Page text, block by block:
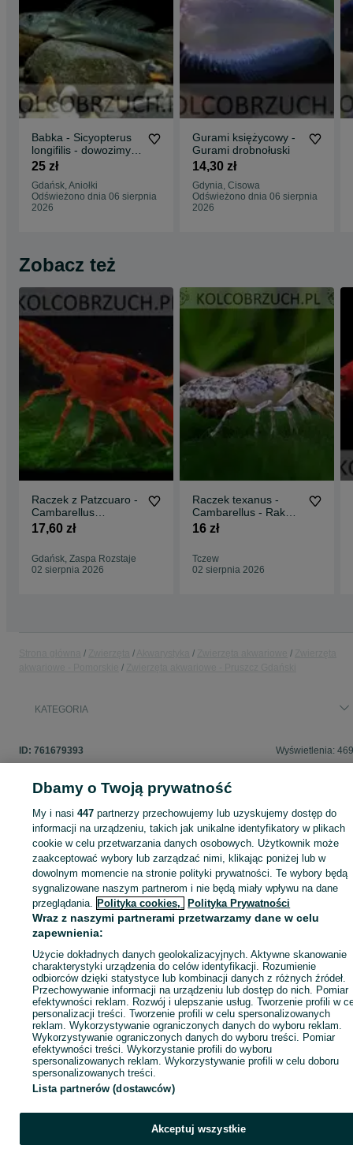
Babka - Sicyopterus
longifilis - dowozimy,
wysyłamy
25 zł
Gdańsk, Aniołki
Odświeżono dnia 06 sierpnia
2026
Gurami księżycowy -
Gurami drobnołuski
14,30 zł
Gdynia, Cisowa
Odświeżono dnia 06 sierpnia
2026
Zobacz też
Raczek z Patzcuaro -
Cambarellus
patzcuarense
"Orange" - Rak -
17,60 zł
Gdańsk, Zaspa Rozstaje
02 sierpnia 2026
Raczek texanus -
Cambarellus - Rak
miniaturowy - dowóz,
16 zł
Tczew
02 sierpnia 2026
KATEGORIA
ID: 761679393 Wyświetlenia:
Zaloguj się lub załóż konto na OLX, aby skontaktować się z
sprzedającym
Zaloguj się / Załóż konto
Zadzwoń / SMS
Dbamy o Twoją prywatność
My i nasi447 partnerzy przechowujemy lub uzyskujemy dostęp do
informacji na urządzeniu, takich jak unikalne identyfikatory w plikach
cookie w celu przetwarzania danych osobowych. Użytkownik może
zaakceptować wybory lub zarządzać nimi, klikając poniżej lub w
dowolnym momencie na stronie polityki prywatności. Te wybory będą
sygnalizowane naszym partnerom i nie będą miały wpływu na dane
przeglądania. Polityka cookies, Polityka Prywatności
Wraz z naszymi partnerami przetwarzamy dane w celu
zapewnienia:
Użycie dokładnych danych geolokalizacyjnych. Aktywne skanowanie
charakterystyki urządzenia do celów identyfikacji. Rozumienie
odbiorców dzięki statystyce lub kombinacji danych z różnych źródeł.
Przechowywanie informacji na urządzeniu lub dostęp do nich. Pomiar
efektywności reklam. Rozwój i ulepszanie usług. Tworzenie profili w
personalizacji treści. Tworzenie profili w celu spersonalizowanych
reklam. Wykorzystywanie ograniczonych danych do wyboru reklam.
Wykorzystywanie ograniczonych danych do wyboru treści. Pomiar
efektywności treści. Wykorzystanie profili do wyboru
spersonalizowanych reklam. Wykorzystywanie profili w celu doboru
spersonalizowanych treści.
Lista partnerów (dostawców)
Akceptuj wszystkie